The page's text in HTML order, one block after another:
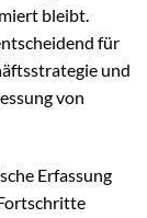
bleibt.
für
und
von
Erfassung